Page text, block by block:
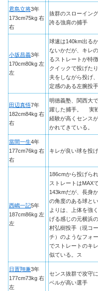
君島立将3年
173cm75kg 右
右
抜群のスローイン
誇る強肩の捕手
小坂昌義3年
170cm80kg 左
左
球速は140km出る
ないかだが、キレ
るストレートが特徴
クイックで投げた
夫をしながら投げ
定感のある左腕投手
田辺真悟7年
182cm84kg 右
右
明徳義塾、関西大
躍した捕手。 実
経験が高くセンス
かれてきている。
當間一生4年
177cm76kg 右
右
キレが良い球を投
西嶋一記5年
187cm86kg 左
左
186cmから投げら
ストレートはMAX
143kmだが、長身
の角度のある球とい
よりは、上体を強
げる感じの元横浜
村弘樹投手（現コー
チ）のようなフォ
でストレートのキ
似ている。ス
日置翔兼3年
177cm73kg 右
左
センス抜群で攻守
ベルが高い選手